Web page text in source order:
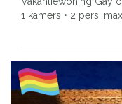
1 kamers • 2 pers.